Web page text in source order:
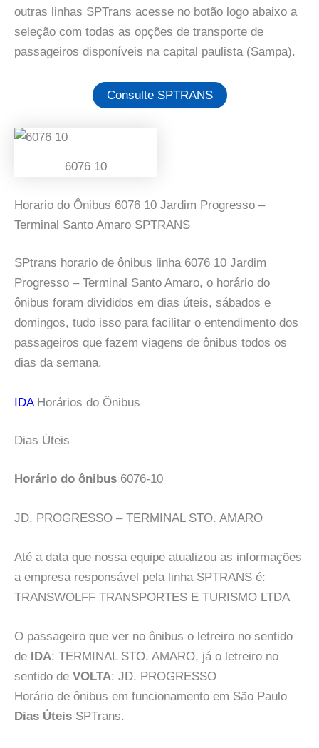
outras linhas SPTrans acesse no botão logo abaixo a
seleção com todas as opções de transporte de
passageiros disponíveis na capital paulista (Sampa).
Consulte SPTRANS
6076 10
Horario do Ônibus 6076 10 Jardim Progresso –
Terminal Santo Amaro SPTRANS
SPtrans horario de ônibus linha 6076 10 Jardim
Progresso – Terminal Santo Amaro, o horário do
ônibus foram divididos em dias úteis, sábados e
domingos, tudo isso para facilitar o entendimento dos
passageiros que fazem viagens de ônibus todos os
dias da semana.
IDAHorários do Ônibus
Dias Úteis
Horário do ônibus 6076-10
JD. PROGRESSO – TERMINAL STO. AMARO
Até a data que nossa equipe atualizou as informações
a empresa responsável pela linha SPTRANS é:
TRANSWOLFF TRANSPORTES E TURISMO LTDA
O passageiro que ver no ônibus o letreiro no sentido
de
IDA: TERMINAL STO. AMARO, já o letreiro no
sentido de VOLTA: JD. PROGRESSO
Horário de ônibus em funcionamento em São Paulo
Dias Úteis SPTrans.